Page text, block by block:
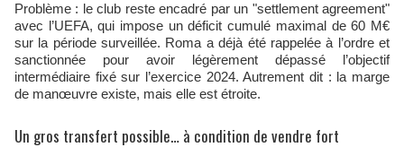
Problème : le club reste encadré par un "settlement agreement"
avec l’UEFA, qui impose un déficit cumulé maximal de 60 M€
sur la période surveillée. Roma a déjà été rappelée à l’ordre et
sanctionnée pour avoir légèrement dépassé l’objectif
intermédiaire fixé sur l’exercice 2024. Autrement dit : la marge
de manœuvre existe, mais elle est étroite.
Un gros transfert possible… à condition de vendre fort